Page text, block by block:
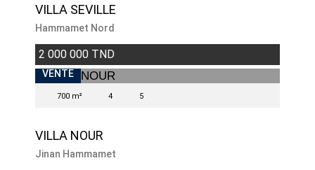
VILLA SEVILLE
Hammamet Nord
2 000 000 TND
VENTE
700 m² 4 5
VILLA NOUR
Jinan Hammamet